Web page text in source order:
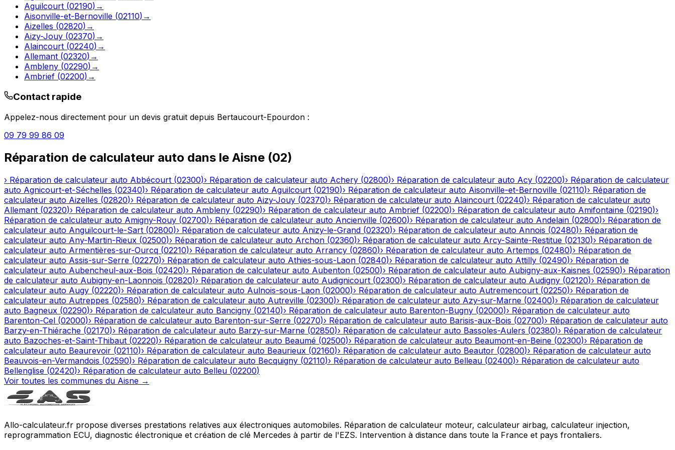
Aguilcourt (02190) →
Aisonville-et-Bernoville (02110) →
Aizelles (02820) →
Aizy-Jouy (02370) →
Alaincourt (02240) →
Allemant (02320) →
Ambleny (02290) →
Ambrief (02200) →
Contact rapide
Appelez-nous directement pour un devis gratuit depuis Bertaucourt-Epourdon :
09 79 99 86 09
Réparation de calculateur auto dans le Aisne (02)
› Réparation de calculateur auto Abbécourt (02300)› Réparation de calculateur auto Achery (02800)› Réparation de calculateur auto Acy (02200)› Réparation de calculateur
auto Agnicourt-et-Séchelles (02340)› Réparation de calculateur auto Aguilcourt (02190)› Réparation de calculateur auto Aisonville-et-Bernoville (02110)› Réparation de
calculateur auto Aizelles (02820)› Réparation de calculateur auto Aizy-Jouy (02370)› Réparation de calculateur auto Alaincourt (02240)› Réparation de calculateur auto
Allemant (02320)› Réparation de calculateur auto Ambleny (02290)› Réparation de calculateur auto Ambrief (02200)› Réparation de calculateur auto Amifontaine (02190)›
Réparation de calculateur auto Amigny-Rouy (02700)› Réparation de calculateur auto Ancienville (02600)› Réparation de calculateur auto Andelain (02800)› Réparation de
calculateur auto Anguilcourt-le-Sart (02800)› Réparation de calculateur auto Anizy-le-Grand (02320)› Réparation de calculateur auto Annois (02480)› Réparation de
calculateur auto Any-Martin-Rieux (02500)› Réparation de calculateur auto Archon (02360)› Réparation de calculateur auto Arcy-Sainte-Restitue (02130)› Réparation de
calculateur auto Armentières-sur-Ourcq (02210)› Réparation de calculateur auto Arrancy (02860)› Réparation de calculateur auto Artemps (02480)› Réparation de
calculateur auto Assis-sur-Serre (02270)› Réparation de calculateur auto Athies-sous-Laon (02840)› Réparation de calculateur auto Attilly (02490)› Réparation de
calculateur auto Aubencheul-aux-Bois (02420)› Réparation de calculateur auto Aubenton (02500)› Réparation de calculateur auto Aubigny-aux-Kaisnes (02590)› Réparation
de calculateur auto Aubigny-en-Laonnois (02820)› Réparation de calculateur auto Audignicourt (02300)› Réparation de calculateur auto Audigny (02120)› Réparation de
calculateur auto Augy (02220)› Réparation de calculateur auto Aulnois-sous-Laon (02000)› Réparation de calculateur auto Autremencourt (02250)› Réparation de
calculateur auto Autreppes (02580)› Réparation de calculateur auto Autreville (02300)› Réparation de calculateur auto Azy-sur-Marne (02400)› Réparation de calculateur
auto Bagneux (02290)› Réparation de calculateur auto Bancigny (02140)› Réparation de calculateur auto Barenton-Bugny (02000)› Réparation de calculateur auto
Barenton-Cel (02000)› Réparation de calculateur auto Barenton-sur-Serre (02270)› Réparation de calculateur auto Barisis-aux-Bois (02700)› Réparation de calculateur auto
Barzy-en-Thiérache (02170)› Réparation de calculateur auto Barzy-sur-Marne (02850)› Réparation de calculateur auto Bassoles-Aulers (02380)› Réparation de calculateur
auto Bazoches-et-Saint-Thibaut (02220)› Réparation de calculateur auto Beaumé (02500)› Réparation de calculateur auto Beaumont-en-Beine (02300)› Réparation de
calculateur auto Beaurevoir (02110)› Réparation de calculateur auto Beaurieux (02160)› Réparation de calculateur auto Beautor (02800)› Réparation de calculateur auto
Beauvois-en-Vermandois (02590)› Réparation de calculateur auto Becquigny (02110)› Réparation de calculateur auto Belleau (02400)› Réparation de calculateur auto
Bellenglise (02420)› Réparation de calculateur auto Belleu (02200)
Voir toutes les communes du Aisne →
Allo-calculateur.fr propose diverses prestations relatives aux électroniques automobiles. Réparation de calculateur moteur, calculateur airbag, calculateur injection,
reprogrammation ECU, diagnostic électronique et création de clé Mercedes à partir de l'EZS. Intervention à distance dans toute la France et pays frontaliers.